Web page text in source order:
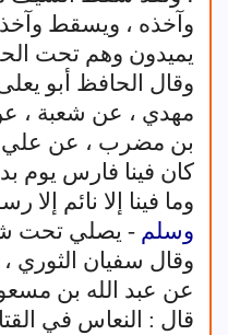
وآخذه ، ويسقط
يميدون وهم تحت
وقال الحافظ أبو
مهدي ، عن شعبة ،
بن مضرب ، عن علي
كان فينا فارس يوم
وما فينا إلا نائم إلا
وسلم - يصلي تحت
وقال سفيان
عن عبد الله بن
قال : النعاس في